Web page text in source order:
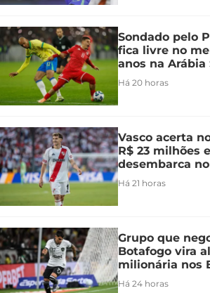
Sondado pelo
fica livre no
anos na Arábia
Há 20 horas
Vasco acerta
R$ 23 milhões
desembarca
Há 21 horas
Grupo que
Botafogo vira
milionária nos
Há 24 horas